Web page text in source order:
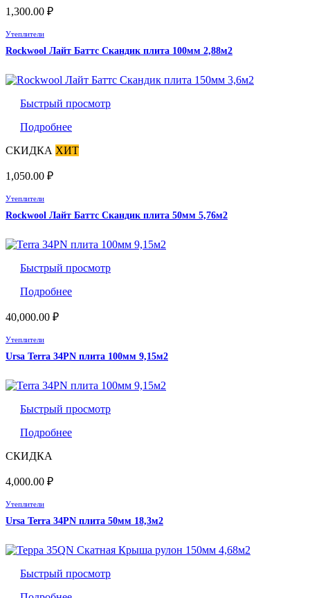
1,300.00 ₽
Утеплители
Rockwool Лайт Баттс Скандик плита 100мм 2,88м2
Быстрый просмотр
Подробнее
СКИДКА ХИТ
1,050.00 ₽
Утеплители
Rockwool Лайт Баттс Скандик плита 50мм 5,76м2
Быстрый просмотр
Подробнее
40,000.00 ₽
Утеплители
Ursa Terra 34PN плита 100мм 9,15м2
Быстрый просмотр
Подробнее
СКИДКА
4,000.00 ₽
Утеплители
Ursa Terra 34PN плита 50мм 18,3м2
Быстрый просмотр